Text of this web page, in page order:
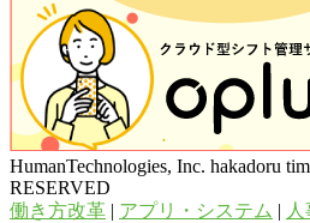
HumanTechnologies, Inc. hakadoru
RESERVED
働き方改革 | アプリ・システム |